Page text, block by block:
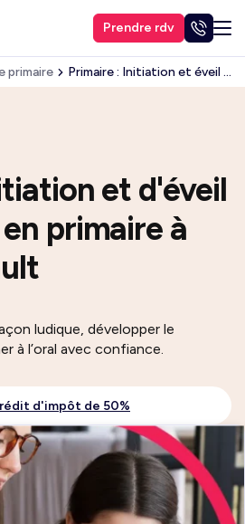
Prendre rdv
primaire Primaire : Initiation et éveil à l’Anglais
et d'éveil
primaire à
ludique, développer le
à l’oral avec confiance.
d'impôt de 50%